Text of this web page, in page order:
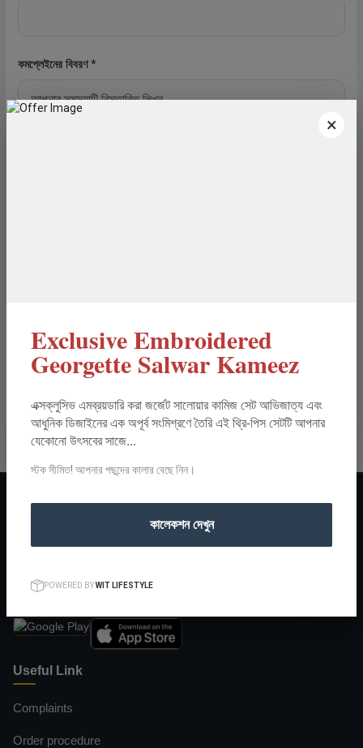
কমপ্লেইনের বিবরণ *
কমপ্লেইন পাঠান
নিরাপদ ডাটা ২৪-৪৮ ঘণ্টার সমাধান
Useful Link
Complaints
Order procedure
×
Exclusive Embroidered
Georgette Salwar Kameez
এক্সক্লুসিভ এমব্রয়ডারি করা জর্জেট সালোয়ার কামিজ সেট আভিজাত্য এবং
আধুনিক ডিজাইনের এক অপূর্ব সংমিশ্রণে তৈরি এই থ্রি-পিস সেটটি আপনার
যেকোনো উৎসবের সাজে...
স্টক সীমিত! আপনার পছন্দের কালার বেছে নিন।
কালেকশন দেখুন
POWERED BYWIT LIFESTYLE